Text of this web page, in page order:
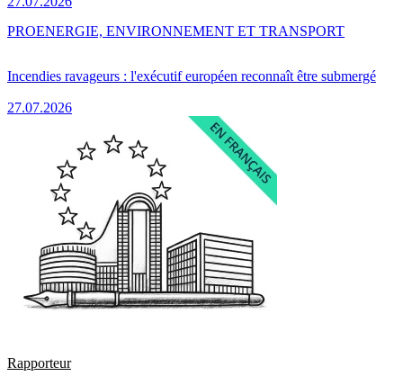
Incendies ravageurs : l'exécutif européen reconnaît être submergé
27.07.2026
PROENERGIE, ENVIRONNEMENT ET TRANSPORT
Rapporteur